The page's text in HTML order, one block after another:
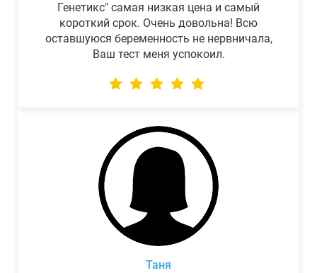
Генетикс" самая низкая цена и самый
короткий срок. Очень довольна! Всю
оставшуюся беременность не нервничала,
Ваш тест меня успокоил.
Таня